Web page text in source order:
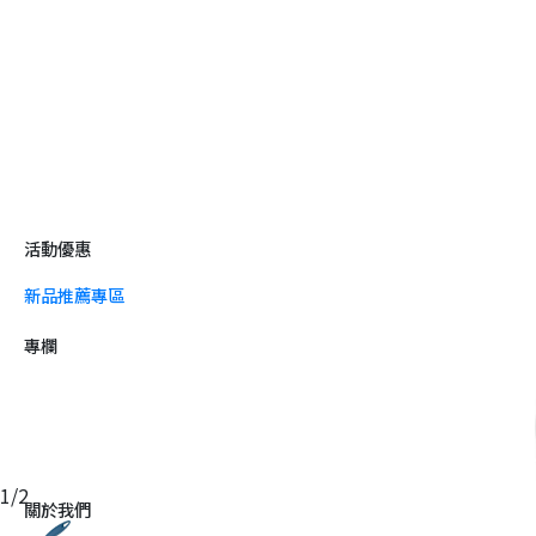
活動優惠
新品推薦專區
專欄
關於我們
1/2